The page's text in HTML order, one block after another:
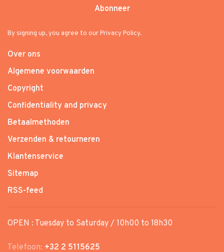
Abonneer
By signing up, you agree to our Privacy Policy.
Over ons
Algemene voorwaarden
Copyright
Confidentiality and privacy
Betaalmethoden
Verzenden & retourneren
Klantenservice
Sitemap
RSS-feed
OPEN : Tuesday to Saturday / 10h00 to 18h30
Telefoon: +32 2 5115625